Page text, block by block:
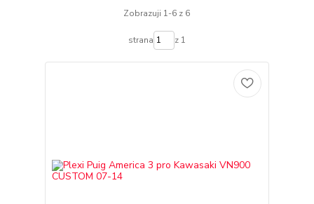
Zobrazuji 1-6 z 6
strana z 1